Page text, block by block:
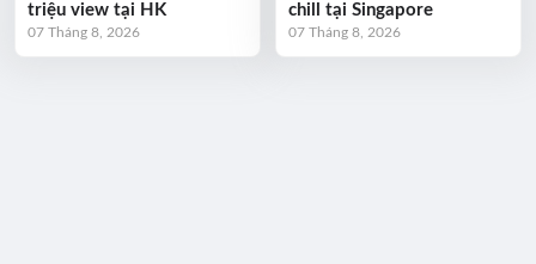
triệu view tại HK
07 Tháng 8, 2026
chill tại Singapore
07 Tháng 8, 2026